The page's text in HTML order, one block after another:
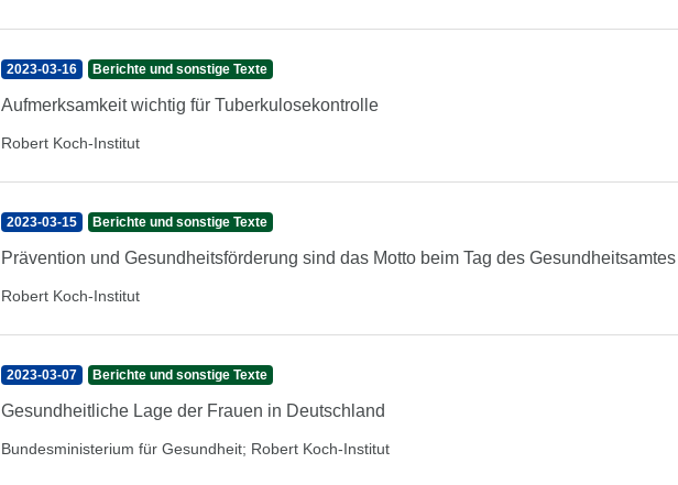
2023-03-16 Berichte und sonstige Texte
Aufmerksamkeit wichtig für Tuberkulosekontrolle
Robert Koch-Institut
2023-03-15 Berichte und sonstige Texte
Prävention und Gesundheitsförderung sind das Motto beim Tag des
Robert Koch-Institut
2023-03-07 Berichte und sonstige Texte
Gesundheitliche Lage der Frauen in Deutschland
Bundesministerium für Gesundheit; Robert Koch-Institut